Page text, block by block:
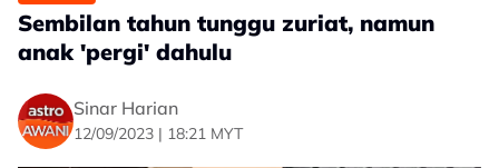
Sembilan tahun tunggu zuriat, namun
anak 'pergi' dahulu
Sinar Harian
12/09/2023 | 18:21 MYT